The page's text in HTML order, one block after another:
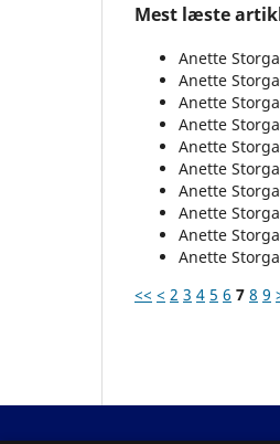
Mest læste
Anette
Anette
Anette
Anette
Anette
Anette
Anette
Anette
Anette
Anette
<< < 2 3 4 5 6 7 8 9